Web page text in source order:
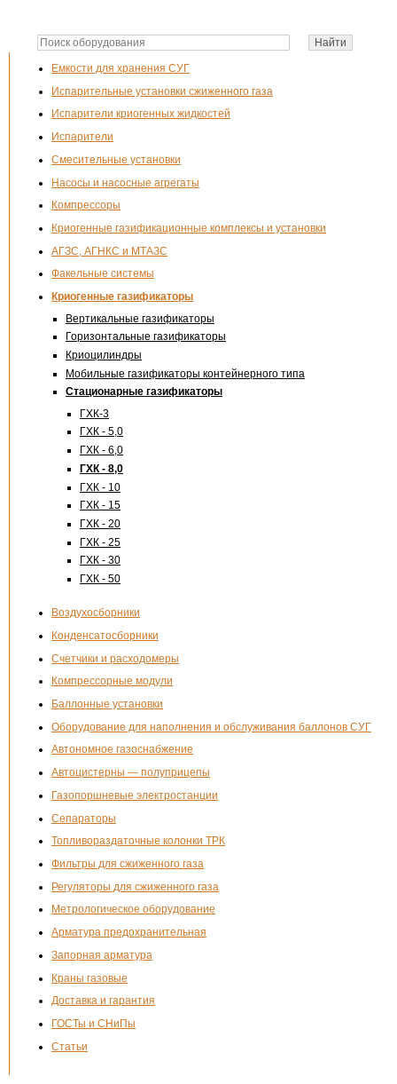
Емкости для хранения СУГ
Испарительные установки сжиженного газа
Испарители криогенных жидкостей
Испарители
Смесительные установки
Насосы и насосные агрегаты
Компрессоры
Криогенные газификационные комплексы и установки
АГЗС, АГНКС и МТАЗС
Факельные системы
Криогенные газификаторы
Вертикальные газификаторы
Горизонтальные газификаторы
Криоцилиндры
Мобильные газификаторы контейнерного типа
Стационарные газификаторы
ГХК-3
ГХК - 5,0
ГХК - 6,0
ГХК - 8,0
ГХК - 10
ГХК - 15
ГХК - 20
ГХК - 25
ГХК - 30
ГХК - 50
Воздухосборники
Конденсатосборники
Счетчики и расходомеры
Компрессорные модули
Баллонные установки
Оборудование для наполнения и обслуживания баллонов СУГ
Автономное газоснабжение
Автоцистерны — полуприцепы
Газопоршневые электростанции
Сепараторы
Топливораздаточные колонки ТРК
Фильтры для сжиженного газа
Регуляторы для сжиженного газа
Метрологическое оборудование
Арматура предохранительная
Запорная арматура
Краны газовые
Доставка и гарантия
ГОСТы и СНиПы
Статьи